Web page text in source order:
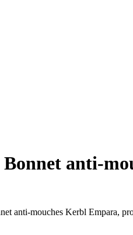
Bonnet anti-
anti-mouches Kerbl Empara,